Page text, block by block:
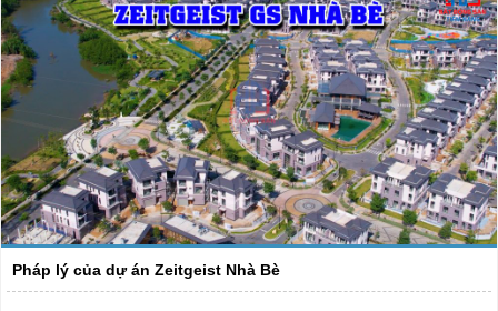
Pháp lý của dự án Zeitgeist Nhà Bè